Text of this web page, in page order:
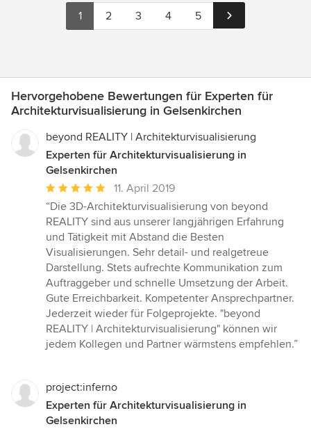
1 2 3 4 5
Hervorgehobene Bewertungen für Experten für
Architekturvisualisierung in Gelsenkirchen
beyond REALITY | Architekturvisualisierung
Experten für Architekturvisualisierung in
Gelsenkirchen
Durchschnittliche
Bewertung:
5
von
5
Sternen
11. April 2019
“Die 3D-Architekturvisualisierung von beyond
REALITY sind aus unserer langjährigen Erfahrung
und Tätigkeit mit Abstand die Besten
Visualisierungen. Sehr detail- und realgetreue
Darstellung. Stets aufrechte Kommunikation zum
Auftraggeber und schnelle Umsetzung der Arbeit.
Gute Erreichbarkeit. Kompetenter Ansprechpartner.
Jederzeit wieder für Folgeprojekte. "beyond
REALITY | Architekturvisualisierung" können wir
jedem Kollegen und Partner wärmstens empfehlen.”
project:inferno
Experten für Architekturvisualisierung in
Gelsenkirchen